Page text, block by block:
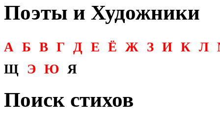
Поэты и Художники
А Б В Г Д Е Ё Ж З И К Л
Щ Э Ю Я
Поиск стихов